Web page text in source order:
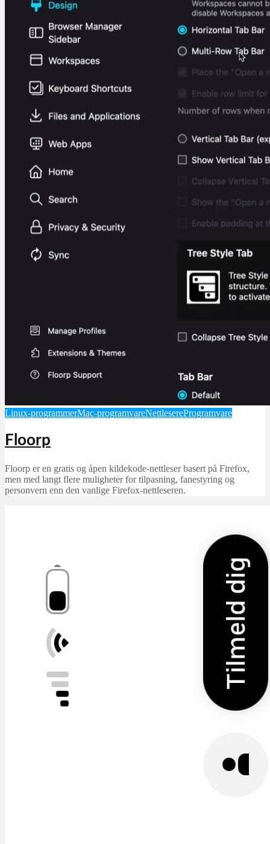
Linux-programmerMac-programvareNettlesereProgramvare
Floorp
Floorp er en gratis og åpen kildekode-nettleser basert på Firefox,
men med langt flere muligheter for tilpasning, fanestyring og
personvern enn den vanlige Firefox-nettleseren.